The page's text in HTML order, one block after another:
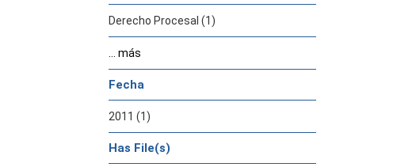
Derecho Procesal (1)
... más
Fecha
2011 (1)
Has File(s)